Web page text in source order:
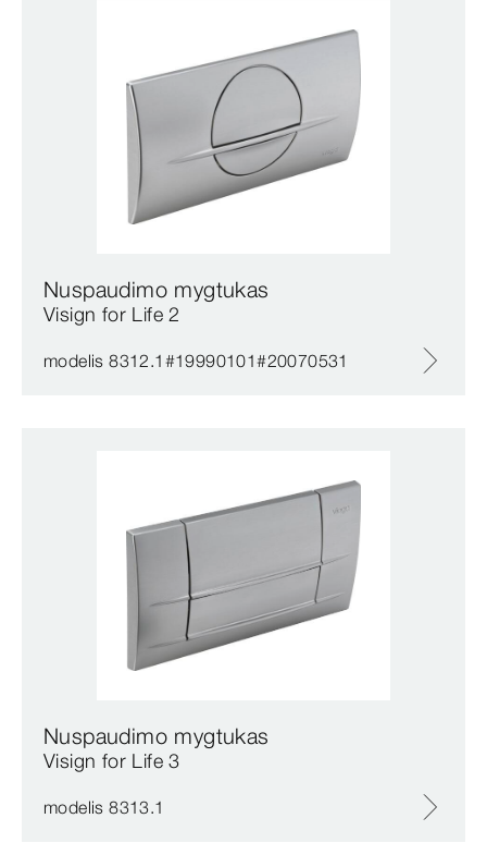
Nuspaudimo mygtukas
Visign for Life 2
modelis 8312.1#19990101#20070531
Nuspaudimo mygtukas
Visign for Life 3
modelis 8313.1